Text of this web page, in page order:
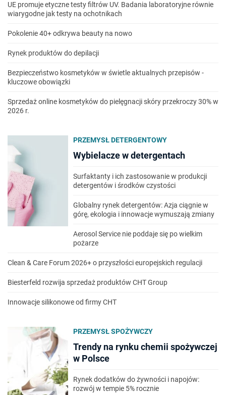
UE promuje etyczne testy filtrów UV. Badania laboratoryjne równie
wiarygodne jak testy na ochotnikach
Pokolenie 40+ odkrywa beauty na nowo
Rynek produktów do depilacji
Bezpieczeństwo kosmetyków w świetle aktualnych przepisów -
kluczowe obowiązki
Sprzedaż online kosmetyków do pielęgnacji skóry przekroczy 30% w
2026 r.
PRZEMYSŁ DETERGENTOWY
Wybielacze w detergentach
Surfaktanty i ich zastosowanie w produkcji
detergentów i środków czystości
Globalny rynek detergentów: Azja ciągnie w
górę, ekologia i innowacje wymuszają zmiany
Aerosol Service nie poddaje się po wielkim
pożarze
Clean & Care Forum 2026+ o przyszłości europejskich regulacji
Biesterfeld rozwija sprzedaż produktów CHT Group
Innowacje silikonowe od firmy CHT
PRZEMYSŁ SPOŻYWCZY
Trendy na rynku chemii spożywczej
w Polsce
Rynek dodatków do żywności i napojów:
rozwój w tempie 5% rocznie